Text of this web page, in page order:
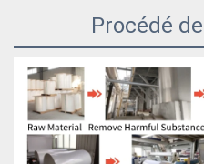
Procédé